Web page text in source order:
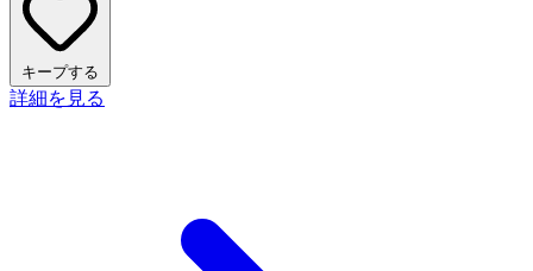
キープする
詳細を見る